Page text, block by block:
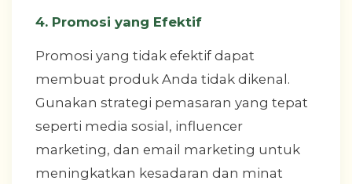
4. Promosi yang Efektif
Promosi yang tidak efektif dapat
membuat produk Anda tidak dikenal.
Gunakan strategi pemasaran yang tepat
seperti media sosial, influencer
marketing, dan email marketing untuk
meningkatkan kesadaran dan minat